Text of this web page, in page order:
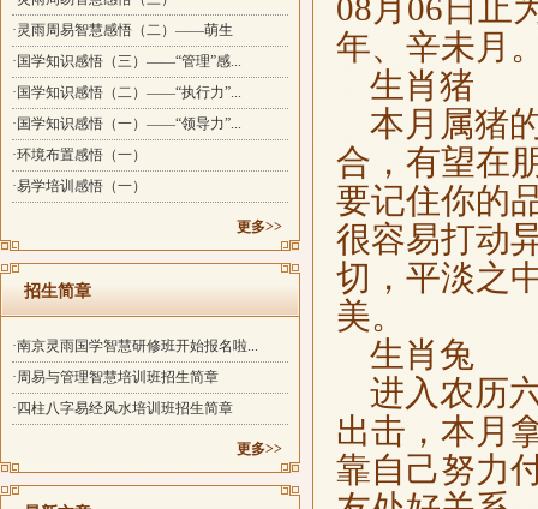
·灵雨周易智慧感悟（二）——萌生
·国学知识感悟（三）——“管理”感...
·国学知识感悟（二）——“执行力”...
·国学知识感悟（一）——“领导力”...
·环境布置感悟（一）
·易学培训感悟（一）
更多>>
招生简章
·南京灵雨国学智慧研修班开始报名啦...
·周易与管理智慧培训班招生简章
·四柱八字易经风水培训班招生简章
更多>>
08月06日止
年、辛未月
生肖猪
本月属猪
合，有望在
要记住你的
很容易打动
切，平淡之
美。
生肖兔
进入农历
出击，本月
靠自己努力